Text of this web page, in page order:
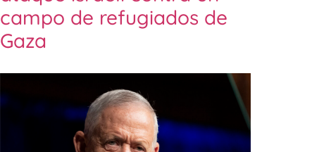
campo de refugiados de
Gaza